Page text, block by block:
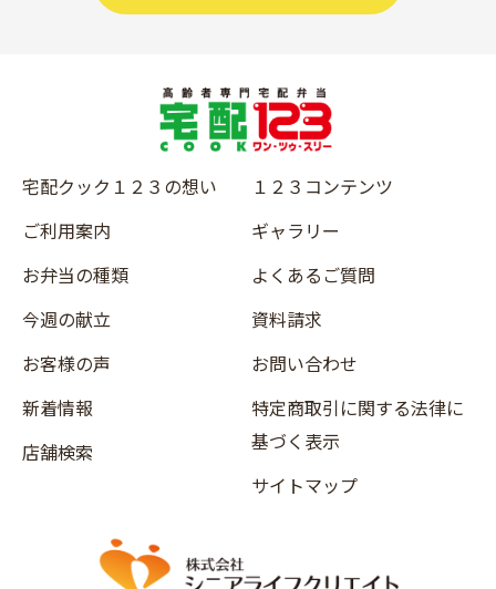
宅配クック１２３の想い
ご利用案内
お弁当の種類
今週の献立
お客様の声
新着情報
店舗検索
１２３コンテンツ
ギャラリー
よくあるご質問
資料請求
お問い合わせ
特定商取引に関する法律に
基づく表示
サイトマップ